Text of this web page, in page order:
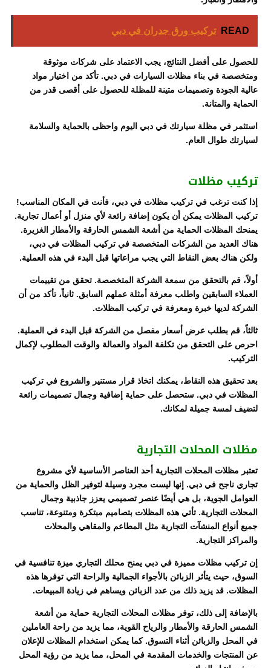
READ تركيب ورق جدران في دبي
للحصول على أفضل النتائج، يجب الاعتماد على شركات موثوقة
ومتخصصة في بناء مظلات السيارات في دبي. تأكد من اختيار مواد
عالية الجودة وتصميمات متينة للمظلة للحصول على أقصى قدر من
الحماية والمتانة.
استثمر في مظلة سيارتك في دبي اليوم واحظى بالحماية والسلامة
لسيارتك طوال العام.
تركيب مظلات
إذا كنت ترغب في تركيب مظلات في دبي، فأنت في المكان المناسب!
تركيب المظلات يمكن أن يكون إضافة رائعة لأي منزل أو أعمال تجارية.
يمنحك المظلات الحماية من أشعة الشمس الحارقة والأمطار الغزيرة.
هناك العديد من الشركات المتخصصة في تركيب المظلات في دبي،
ولكن هناك بعض النقاط التي يجب مراعاتها قبل البدء في هذه العملية.
أولاً، قم بالتحقق من سمعة الشركة المتخصصة. تحقق من تقييمات
العملاء السابقين واطلب معرفة أمثلة عملهم السابق. ثانياً، تأكد من أن
الشركة لديها خبرة ومعرفة في تركيب المظلات.
ثالثاً، قم بطلب عرض أسعار مفصل من الشركة قبل البدء في العملية.
احرص على التحقق من تكلفة المواد والعمالة والوقت المطلوب لإكمال
التركيب.
بعد تحقيق هذه النقاط، يمكنك اتخاذ قرار مستنير والشروع في تركيب
المظلات في دبي. ستحصل على حماية إضافية وجمال تصميمات رائعة
لتضيف لمسة جميلة لمكانك.
مظلات المحلات التجارية
تعتبر مظلات المحلات التجارية أحد العناصر الأساسية لأي مشروع
تجاري ناجح في دبي. إنها ليست مجرد وسيلة لتوفير الظل والحماية من
العوامل الجوية، بل هي أيضًا عنصر تصميمي يعزز جاذبية وجمال
المحلات التجارية. تأتي هذه المظلات بتصاميم مبتكرة ومتنوعة، تناسب
جميع أنواع المنشآت التجارية مثل المطاعم والمقاهي والمحلات
والمراكز التجارية.
إن تركيب مظلات مميزة في دبي يمنح محلك التجاري ميزة تنافسية في
السوق، حيث يتأثر الزبائن بالأجواء الجمالية والراحة التي توفرها هذه
المظلات. قد يزيد ذلك من عدد الزبائن ويساهم في زيادة المبيعات.
بالإضافة إلى ذلك، توفر مظلات المحلات التجارية حماية من أشعة
الشمس الحارقة والأمطار والرياح القوية، مما يزيد من راحة العاملين
في المحل والزبائن أثناء التسوق. كما يمكن استخدام المظلات للإعلان
عن المنتجات والخدمات المقدمة في المحل، مما يزيد من رؤية المحل